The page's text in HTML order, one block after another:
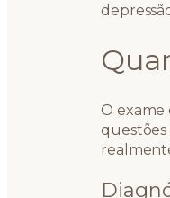
O exame
questões